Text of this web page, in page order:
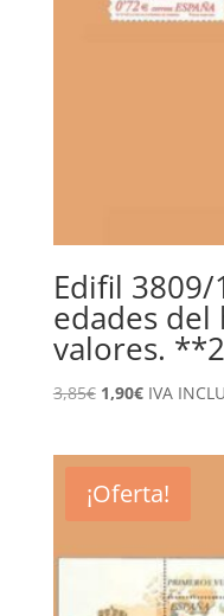
Edifil 3809/
edades
valores.
3,85€ El
3,85€.
1,90€El
1,90€.
IVA
¡Oferta!